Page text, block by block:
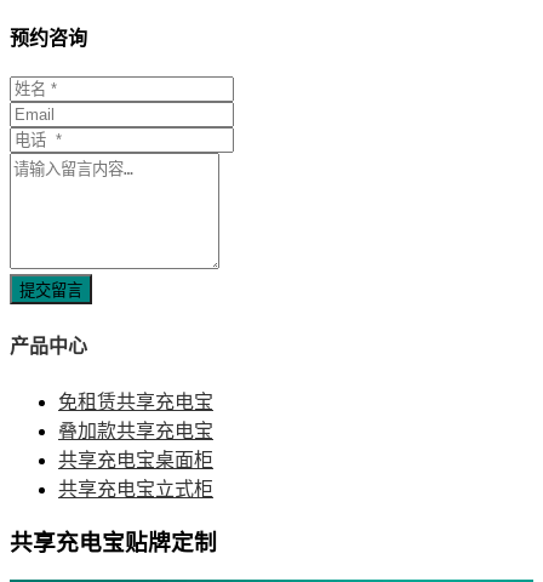
预约咨询
提交留言
产品中心
免租赁共享充电宝
叠加款共享充电宝
共享充电宝桌面柜
共享充电宝立式柜
共享充电宝贴牌定制